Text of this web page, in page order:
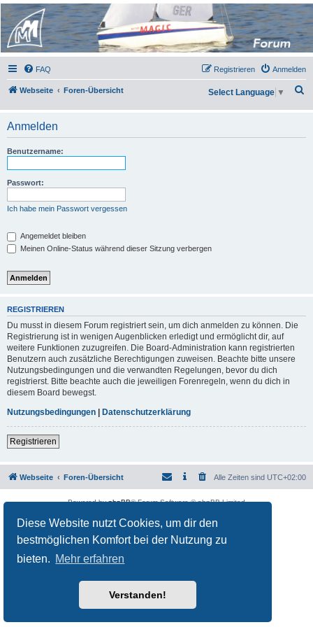
Diese Website nutzt Cookies, um dir den
bestmöglichen Komfort bei der Nutzung zu
bieten. Mehr erfahren
Verstanden!
Micro Magic Forum
Deutschland
FAQ Anmelden
Registrieren
Webseite Foren-Übersicht
h
Select Language ▼
Anmelden
Benutzername:
Passwort:
Ich habe mein Passwort vergessen
Angemeldet bleiben
Meinen Online-Status während dieser Sitzung verbergen
REGISTRIEREN
Du musst in diesem Forum registriert sein, um dich anmelden zu können. Die
Registrierung ist in wenigen Augenblicken erledigt und ermöglicht dir, auf
weitere Funktionen zuzugreifen. Die Board-Administration kann registrierten
Benutzern auch zusätzliche Berechtigungen zuweisen. Beachte bitte unsere
Nutzungsbedingungen und die verwandten Regelungen, bevor du dich
registrierst. Bitte beachte auch die jeweiligen Forenregeln, wenn du dich in
diesem Board bewegst.
Nutzungsbedingungen
Datenschutzerklärung
Registrieren
Webseite Foren-Übersicht Alle Zeiten sind UTC+02:00
Powered byphpBB® Forum Software © phpBB Limited
Datenschutz|Nutzungsbedingungen